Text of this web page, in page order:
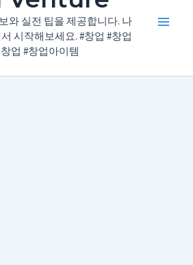
와 실전 팁을 제공합니다. 나
시작해보세요. #창업 #창업
업 #창업아이템